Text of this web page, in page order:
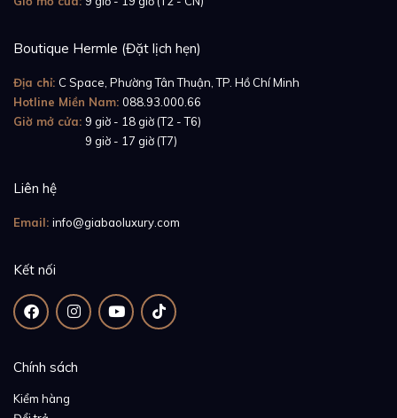
Boutique Hermle (Đặt lịch hẹn)
Địa chỉ: C Space, Phường Tân Thuận, TP. Hồ Chí Minh
Hotline Miền Nam: 088.93.000.66
Giờ mở cửa: 9 giờ - 18 giờ (T2 - T6)
9 giờ - 17 giờ (T7)
Liên hệ
Email: info@giabaoluxury.com
Kết nối
Chính sách
Kiểm hàng